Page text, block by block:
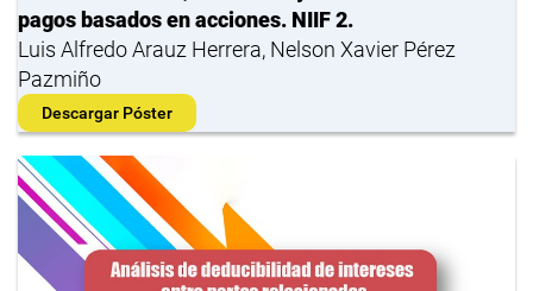
pagos basados en acciones. NIIF 2.
Luis Alfredo Arauz Herrera, Nelson Xavier Pérez
Pazmiño
Descargar Póster